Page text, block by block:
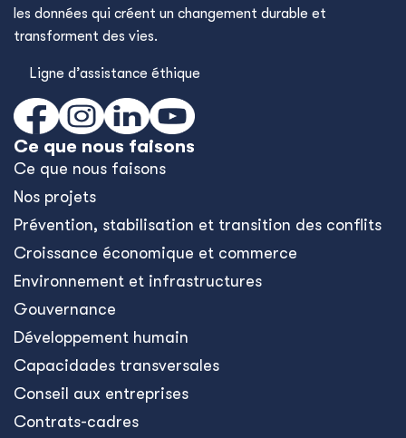
les données qui créent un changement durable et
transforment des vies.
Ligne d’assistance éthique
Ce que nous faisons
Ce que nous faisons
Nos projets
Prévention, stabilisation et transition des conflits
Croissance économique et commerce
Environnement et infrastructures
Gouvernance
Développement humain
Capacidades transversales
Conseil aux entreprises
Contrats-cadres